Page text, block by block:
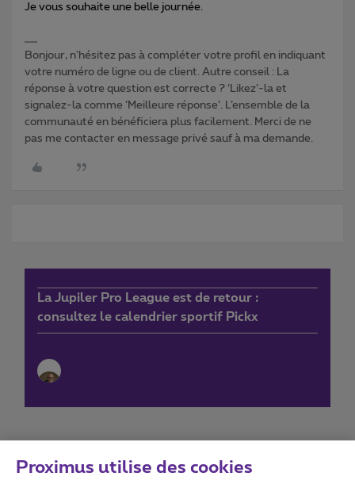
Je vous souhaite une belle journée.
Bonjour, n'hésitez pas à compléter votre profil en indiquant
votre numéro de ligne ou de client. Autre conseil : La
réponse à votre question est correcte ? ‘Likez’-la et
signalez-la comme ‘Meilleure réponse’. L’ensemble de la
communauté en bénéficiera plus facilement. Merci de ne
pas me contacter en message privé sauf à ma demande.
La Jupiler Pro League est de retour :
consultez le calendrier sportif Pickx
Proximus utilise des cookies